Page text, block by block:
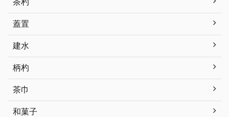
蓋置
建水
柄杓
茶巾
和菓子